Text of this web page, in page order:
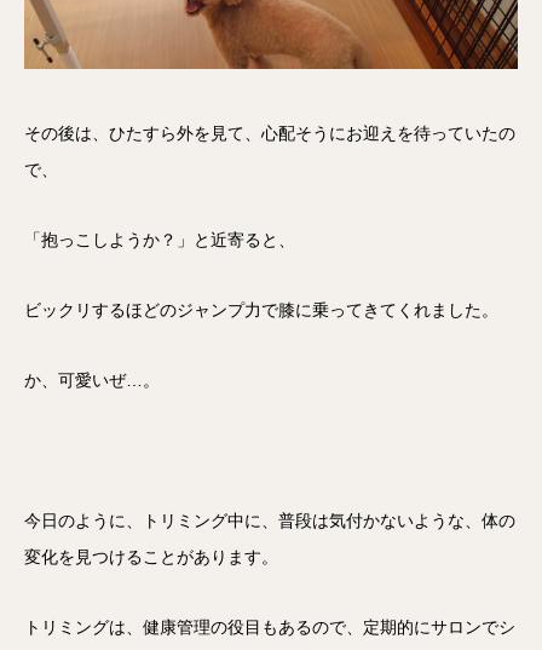
その後は、ひたすら外を見て、心配そうにお迎えを待っていたの
で、
「抱っこしようか？」と近寄ると、
ビックリするほどのジャンプ力で膝に乗ってきてくれました。
か、可愛いぜ…。
今日のように、トリミング中に、普段は気付かないような、体の
変化を見つけることがあります。
トリミングは、健康管理の役目もあるので、定期的にサロンでシ